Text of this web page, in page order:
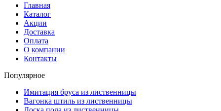
Главная
Каталог
Акции
Доставка
Оплата
О компании
Контакты
Популярное
Имитация бруса из лиственницы
Вагонка штиль из лиственницы